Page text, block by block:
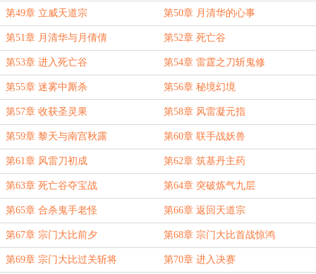
第49章 立威天道宗 第50章 月清华的心事
第51章 月清华与月倩倩 第52章 死亡谷
第53章 进入死亡谷 第54章 雷霆之刀斩鬼修
第55章 迷雾中厮杀 第56章 秘境幻境
第57章 收获圣灵果 第58章 风雷凝元指
第59章 黎天与南宫秋露 第60章 联手战妖兽
第61章 风雷刀初成 第62章 筑基丹主药
第63章 死亡谷夺宝战 第64章 突破炼气九层
第65章 合杀鬼手老怪 第66章 返回天道宗
第67章 宗门大比前夕 第68章 宗门大比首战惊鸿
第69章 宗门大比过关斩将 第70章 进入决赛